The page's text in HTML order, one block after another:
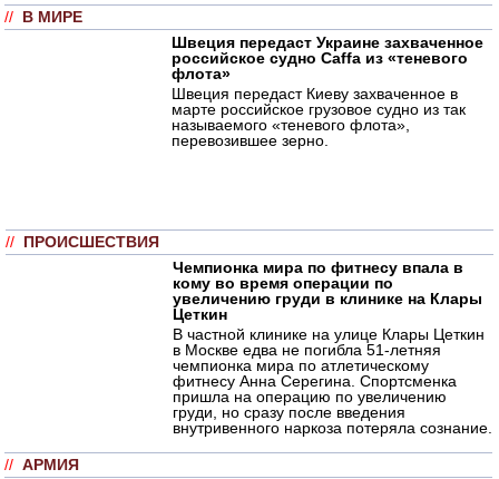
// В МИРЕ
Швеция передаст Украине захваченное
российское судно Caffa из «теневого
флота»
Швеция передаст Киеву захваченное в
марте российское грузовое судно из так
называемого «теневого флота»,
перевозившее зерно.
// ПРОИСШЕСТВИЯ
Чемпионка мира по фитнесу впала в
кому во время операции по
увеличению груди в клинике на Клары
Цеткин
В частной клинике на улице Клары Цеткин
в Москве едва не погибла 51-летняя
чемпионка мира по атлетическому
фитнесу Анна Серегина. Спортсменка
пришла на операцию по увеличению
груди, но сразу после введения
внутривенного наркоза потеряла сознание.
// АРМИЯ